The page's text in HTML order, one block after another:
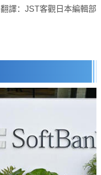
翻譯：JST客觀日本編輯部